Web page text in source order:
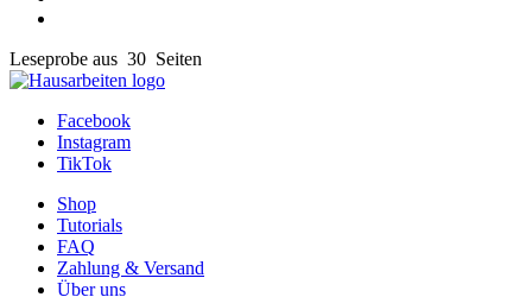
Leseprobe aus 30 Seiten